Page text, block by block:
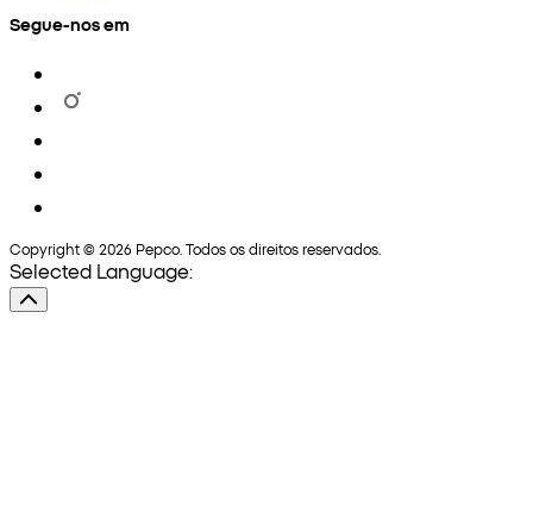
Segue-nos em
Copyright © 2026 Pepco. Todos os direitos reservados.
Selected Language: